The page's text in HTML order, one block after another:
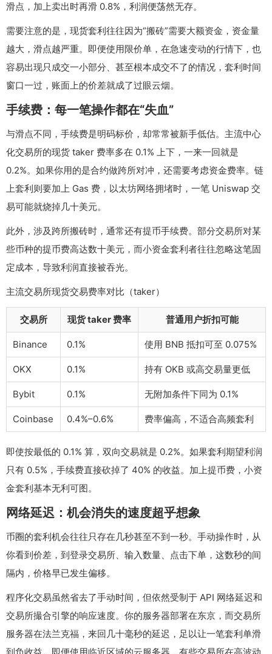
滑点，加上卖出时再滑 0.8%，利润便荡然无存。
需要注意的是，现货套利往往因为“搬砖”需要大额资金，资金量
越大，滑点越严重。即便使用限价单，在急速变动的行情下，也
容易出现只成交一小部分、甚至根本成交不了的情况，套利时间
窗口一过，账面上的价差就成了过眼云烟。
手续费：每一笔操作都在“失血”
与滑点不同，手续费是明码标价，却常常被新手低估。主流中心
化交易所的现货 taker 费率多在 0.1% 上下，一来一回就是
0.2%。如果你用的是合约做跨所对冲，还需要考虑资金费率。链
上套利则要加上 Gas 费，以太坊网络拥堵时，一笔 Uniswap 交
易可能就烧掉几十美元。
此外，涉及跨所搬砖时，通常还有提币手续费。部分交易所对某
些币种的提币费高达数十美元，而小资金套利者往往忽略这笔固
定成本，导致利润直接被吞光。
主流交易所现货交易费率对比（taker）
交易所 现货 taker 费率 普通用户折扣可能
Binance 0.1% 使用 BNB 抵扣可至 0.075%
OKX 0.1% 持有 OKB 或高交易量更低
Bybit 0.1% 无附加条件下同为 0.1%
Coinbase 0.4%–0.6% 费率偏高，不适合高频套利
即使按最低的 0.1% 算，双向交易就是 0.2%。如果套利期望利润
只有 0.5%，手续费直接砍掉了 40% 的收益。加上提币费，小资
金套利基本无利可图。
网络延迟：机会消失的速度超乎想象
币圈的套利机会往往只存在几秒甚至不到一秒。手动操作时，从
你看到价差，到登录交易所、输入数量、点击下单，这数秒的间
隔内，价格早已发生偏移。
程序化交易虽然省去了手动时间，但依然受制于 API 网络延迟和
交易所撮合引擎的响应速度。你的服务器部署在东京，而交易所
服务器在法兰克福，来回几十毫秒的延迟，足以让一笔套利单滑